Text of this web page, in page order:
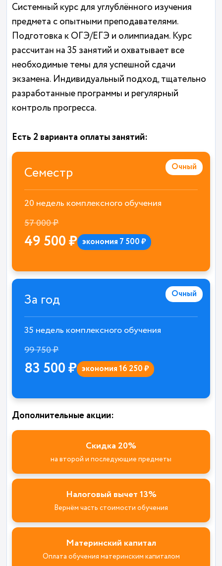
Системный курс для углублённого изучения
предмета с опытными преподавателями.
Подготовка к ОГЭ/ЕГЭ и олимпиадам. Курс
рассчитан на 35 занятий и охватывает все
необходимые темы для успешной сдачи
экзамена. Индивидуальный подход, тщательно
разработанные программы и регулярный
контроль прогресса.
Есть 2 варианта оплаты занятий:
Очный
Семестр
20 недель комплексного обучения
57 000 ₽
49 500 ₽ экономия 7 500 ₽
Очный
За год
35 недель комплексного обучения
99 750 ₽
83 500 ₽ экономия 16 250 ₽
Дополнительные акции:
Скидка 20%
на второй и последующие предметы
Налоговый вычет 13%
Вернём часть стоимости обучения
Материнский капитал
Оплата обучения материнским капиталом